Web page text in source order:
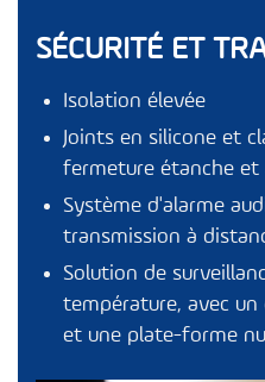
SÉCURITÉ ET
Isolation élevée
Joints en silicone et
fermeture étanche et
Système d'alarme
transmission à
Solution de
température, avec
et une plate-forme